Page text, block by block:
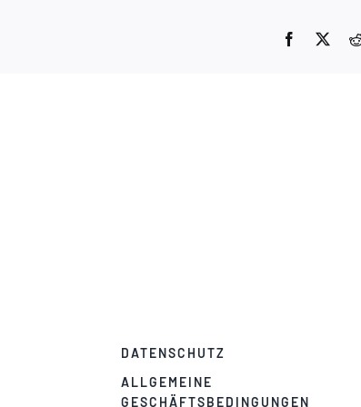
Facebook
DATENSCHUTZ
ALLGEMEINE
GESCHÄFTSBEDINGUNGEN